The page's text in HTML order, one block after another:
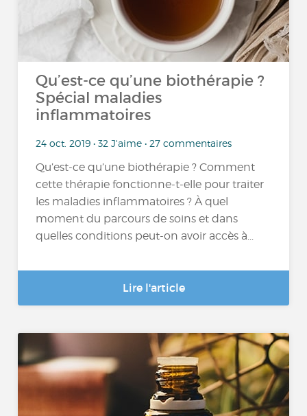
Qu’est-ce qu’une biothérapie ?
Spécial maladies
inflammatoires
24 oct. 2019 • 32 J'aime • 27 commentaires
Qu’est-ce qu’une biothérapie ? Comment
cette thérapie fonctionne-t-elle pour traiter
les maladies inflammatoires ? À quel
moment du parcours de soins et dans
quelles conditions peut-on avoir accès à...
Lire l'article